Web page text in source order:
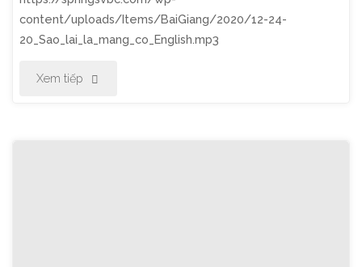
content/uploads/Items/BaiGiang/2020/12-24-
20_Sao_lai_la_mang_co_English.mp3
Xem tiếp "Chương